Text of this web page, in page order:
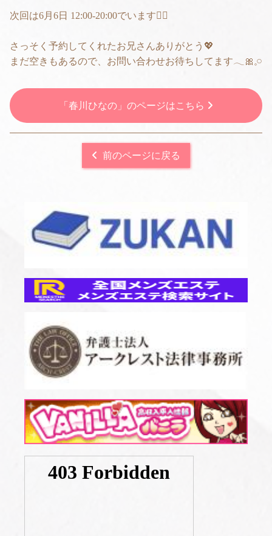
次回は6月6日 12:00-20:00でいます🙆‍♀️
さっそく予約してくれたお兄さんありがとう💖
まだ空きもあるので、お問い合わせお待ちしてます𓂃🎀𓈒𓏸
「春川ひなの」のページはこちら
前のページに戻る